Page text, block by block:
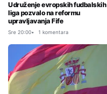
Udruženje evropskih fudbalskih
liga pozvalo na reformu
upravljavanja Fife
Sre 20:00 1 komentara